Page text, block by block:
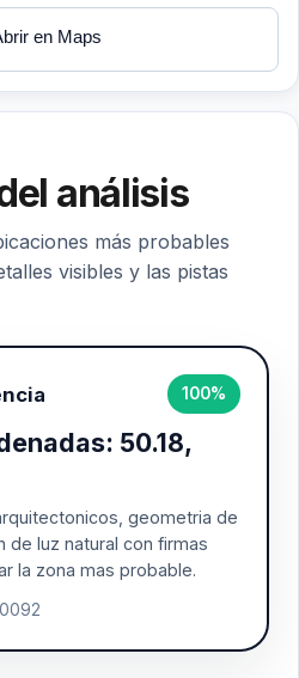
en Maps
análisis
más probables
visibles y las pistas
100%
50.18,
geometria de
de luz natural con firmas
la zona mas probable.